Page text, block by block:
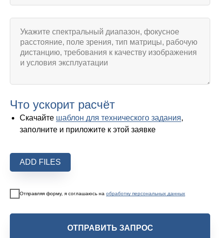
Что ускорит расчёт
Скачайте шаблон для технического задания,
заполните и приложите к этой заявке
ADD FILES
Отправляя форму, я соглашаюсь на обработку персональных данных
ОТПРАВИТЬ ЗАПРОС